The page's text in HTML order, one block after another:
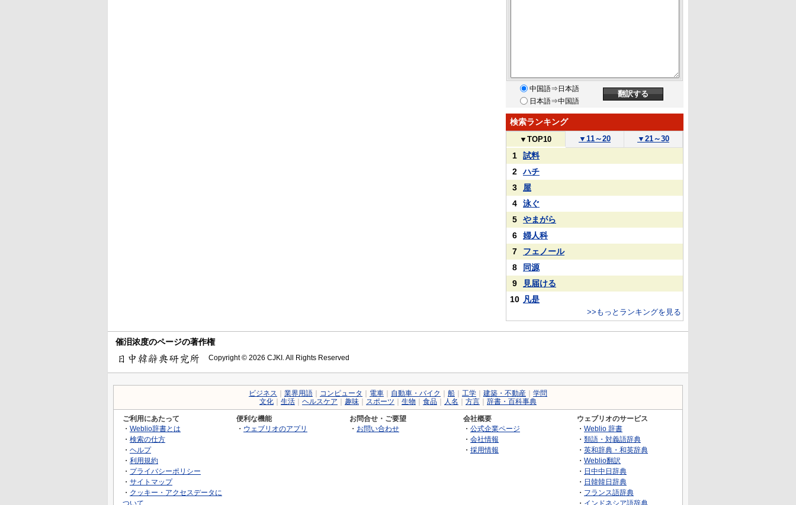
中国語⇒日本語
日本語⇒中国語
検索ランキング
▼ TOP10 ▼ 11～20 ▼ 21～30
1
試料
2
ハチ
3
屋
4
泳ぐ
5
やまがら
6
婦人科
7
フェノール
8
同源
9
見届ける
10 凡是
>>もっとランキングを見る
催泪浓度のページの著作権
Copyright © 2026 CJKI. All Rights Reserved
ビジネス 業界用語 コンピュータ 電車 自動車・バイク 船 工学 建築・不動産
学問
文化
生活 ヘルスケア 趣味 スポーツ 生物 食品 人名 方言 辞書・百科事典
ご利用にあたって
・ Weblio辞書とは
・ 検索の仕方
・ ヘルプ
・ 利用規約
・ プライバシーポリシー
・ サイトマップ
・ クッキー・アクセスデータに
ついて
便利な機能
・ ウェブリオのアプリ
お問合せ・ご要望
・ お問い合わせ
会社概要
・ 公式企業ページ
・ 会社情報
・ 採用情報
ウェブリオのサービス
・ Weblio 辞書
・ 類語・対義語辞典
・ 英和辞典・和英辞典
・ Weblio翻訳
・ 日中中日辞典
・ 日韓韓日辞典
・ フランス語辞典
・ インドネシア語辞典